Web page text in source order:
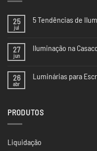
25
jul
5 Tendências de
da
CASACOR
27
jun
Iluminação na
Iluminação
2024
26
abr
Luminárias para
para
PRODUTOS
Liquidação